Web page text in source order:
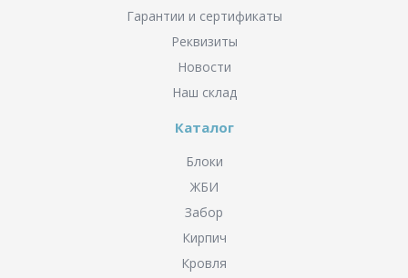
Гарантии и сертификаты
Реквизиты
Новости
Наш склад
Каталог
Блоки
ЖБИ
Забор
Кирпич
Кровля